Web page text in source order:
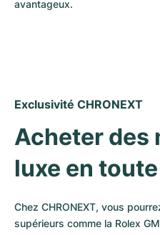
avantageux.
Exclusivité CHRONEXT
Acheter des
luxe en
Chez CHRONEXT, vous
supérieurs comme la Rolex